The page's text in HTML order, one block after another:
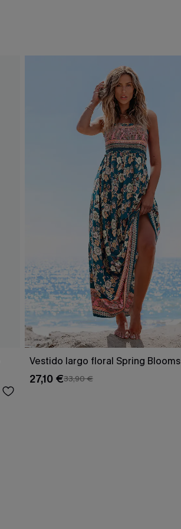
Vestido largo floral Spring Blooms
27,10 €33,90 €